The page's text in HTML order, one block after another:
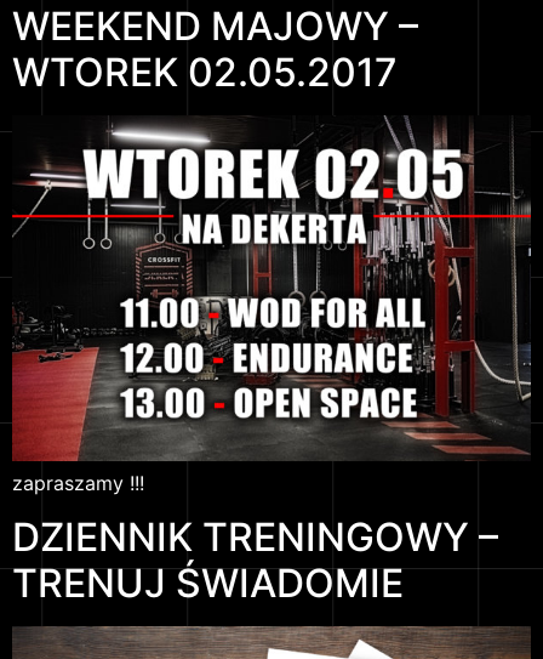
WEEKEND MAJOWY –
WTOREK 02.05.2017
zapraszamy !!!
DZIENNIK TRENINGOWY –
TRENUJ ŚWIADOMIE